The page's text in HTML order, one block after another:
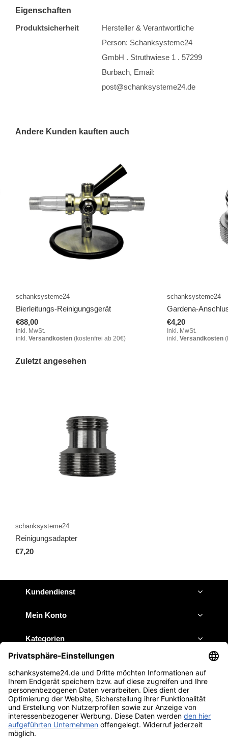
Eigenschaften
Produktsicherheit
Hersteller & Verantwortliche
Person: Schanksysteme24
GmbH . Struthwiese 1 . 57299
Burbach, Email:
post@schanksysteme24.de
Andere Kunden kauften auch
schanksysteme24
Bierleitungs-Reinigungsgerät
€88,00
Inkl. MwSt.
inkl. Versandkosten(kostenfrei ab 20€)
schanksysteme24
Gardena-
€4,20
Inkl. MwSt.
inkl. Versandkosten
Zuletzt angesehen
schanksysteme24
Reinigungsadapter
€7,20
Kundendienst
Mein Konto
Kategorien
Impressum
JETZT ANRUFEN E-MAIL SCHREIBEN